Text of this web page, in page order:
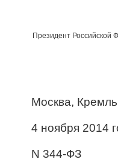
Президент Российской
Москва, Кремль
4 ноября 2014
N 344-ФЗ